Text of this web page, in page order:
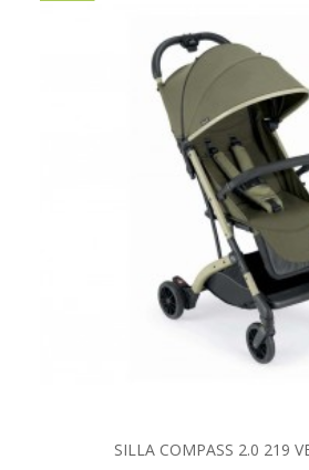
SILLA COMPASS 2.0 219